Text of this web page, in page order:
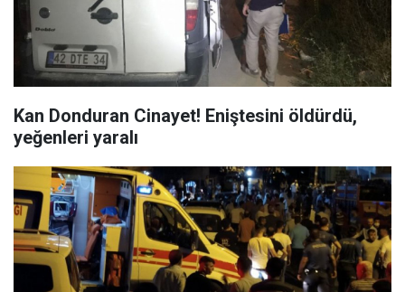
Kan Donduran Cinayet! Eniştesini öldürdü,
yeğenleri yaralı